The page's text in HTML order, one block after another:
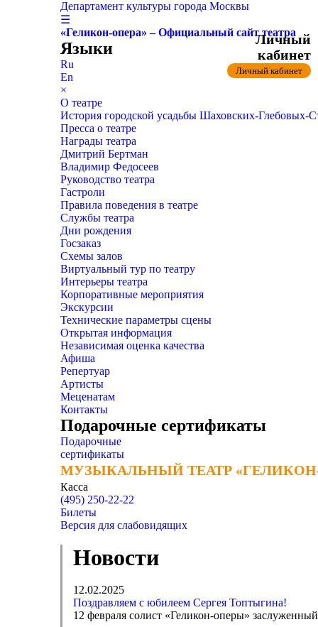
Департамент культуры города Москвы
☰
«Геликон-опера» – Официальный сайт театра
Языки
Ru
En
×
О театре
История городской усадьбы Шаховских-
Пресса о театре
Награды театра
Дмитрий Бертман
Владимир Федосеев
Руководство театра
Гастроли
Правила поведения в театре
Службы театра
Дни рождения
Госзаказ
Схемы залов
Виртуальный тур по театру
Интерьеры театра
Корпоративные мероприятия
Экскурсии
Технические параметры сцены
Открытая информация
Независимая оценка качества
Афиша
Репертуар
Артисты
Меценатам
Контакты
Подарочные сертификаты
Подарочные
сертификаты
МУЗЫКАЛЬНЫЙ ТЕАТР
МУЗЫКАЛЬНЫЙ ТЕАТР
Касса
(495) 250-22-22
Личный
кабинет
Личный кабинет
Билеты
Версия для слабовидящих
Новости
12.02.2025
Поздравляем с юбилеем Сергея Топтыгина!
12 февраля солист «Геликон-оперы»